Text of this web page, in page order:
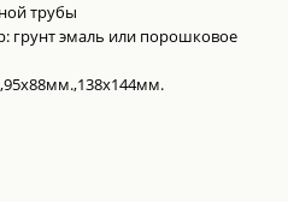
трубы
грунт эмаль или порошковое